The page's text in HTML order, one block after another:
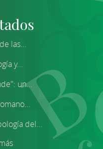
las...
y...
un...
del...